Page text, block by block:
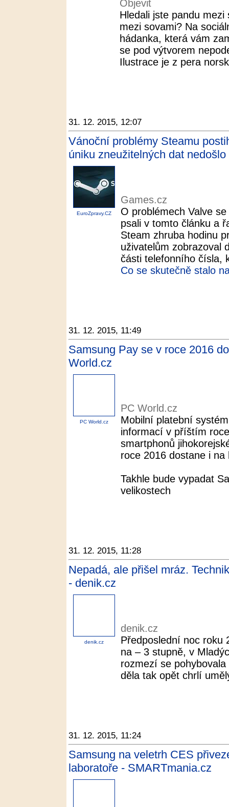
Objevit
Hledali jste pandu
mezi sovami? Na
hádanka, která vám
se pod výtvorem
Ilustrace je z pera
31. 12. 2015, 12:07
Vánoční problémy Steamu
úniku zneužitelných dat
EuroZpravy.CZ
Games.cz
O problémech Valve
psali v tomto článku a
Steam zhruba hodinu
uživatelům zobrazoval
části telefonního čísla,
Co se skutečně stalo
31. 12. 2015, 11:49
Samsung Pay se v roce 2016
World.cz
PC World.cz
PC World.cz
Mobilní platební
informací v příštím
smartphonů
roce 2016 dostane i
Takhle bude vypadat
velikostech
31. 12. 2015, 11:28
Nepadá, ale přišel mráz.
- denik.cz
denik.cz
denik.cz
Předposlední noc roku
na – 3 stupně, v
rozmezí se
děla tak opět chrlí
31. 12. 2015, 11:24
Samsung na veletrh CES
laboratoře - SMARTmania.cz